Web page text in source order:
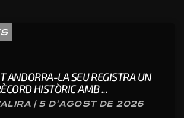
ANDORRA-LA SEU REGISTRA UN
HISTÒRIC AMB ...
| 5 D'AGOST DE 2026